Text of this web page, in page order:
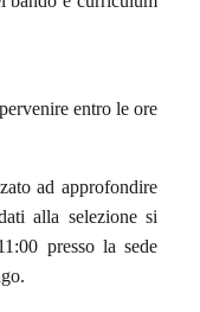
entro le ore
ad approfondire
alla selezione si
presso la sede